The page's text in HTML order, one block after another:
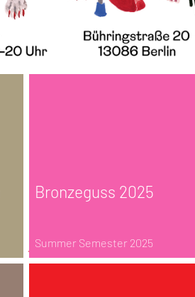
Bronzeguss 2025
Summer Semester 2025